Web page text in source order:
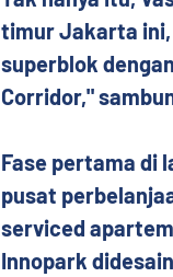
timur Jakarta ini,
superblok
Corridor,"
Fase pertama di
pusat
serviced
Innopark